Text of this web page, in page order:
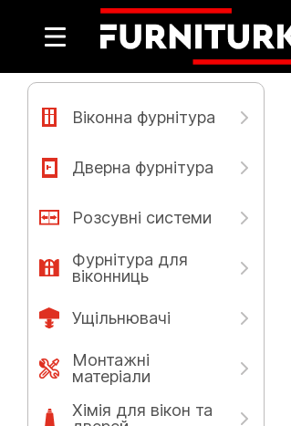
Віконна фурнітура
Дверна фурнітура
Розсувні системи
Фурнітура для
віконниць
Ущільнювачі
Монтажні
матеріали
Хімія для вікон та